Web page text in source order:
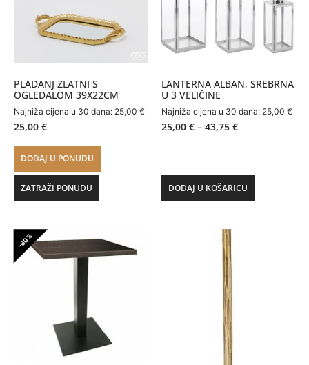
PLADANJ ZLATNI S
OGLEDALOM 39X22CM
Najniža cijena u 30 dana: 25,00 €
25,00 €
DODAJ U PONUDU
ZATRAŽI PONUDU
LANTERNA ALBAN, SREBRNA
U 3 VELIČINE
Najniža cijena u 30 dana: 25,00 €
25,00 € – 43,75 €
DODAJ U KOŠARICU
-60%